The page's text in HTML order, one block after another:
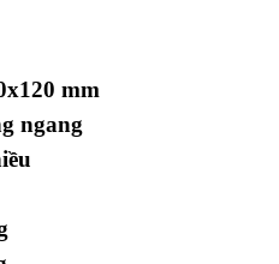
mm
ngang